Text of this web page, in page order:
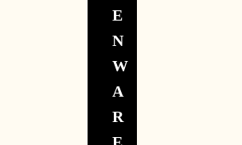
E
N
W
A
R